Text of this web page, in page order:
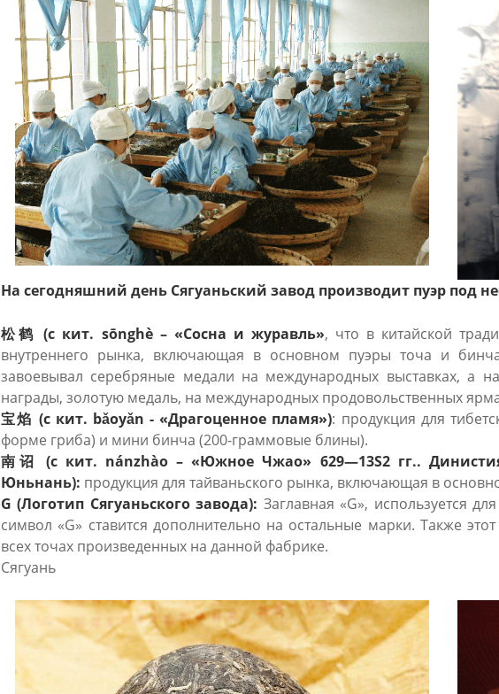
На сегодняшний день Сягуаньский завод производит пуэр под
松鹤 (с кит. sōnghè – «Сосна и журавль», что в китайской
внутреннего рынка, включающая в основном пуэры точа и
завоевывал серебряные медали на международных выставках, а
награды, золотую медаль, на международных продовольственных
宝焰 (с кит. bǎoуǎn - «Драгоценное пламя»): продукция для
форме гриба) и мини бинча (200-граммовые блины).
南诏 (с кит. nánzhào – «Южное Чжао» 629—13S2 гг..
Юньнань): продукция для тайваньского рынка, включающая в
G (Логотип Сягуаньского завода): Заглавная «G», используется
символ «G» ставится дополнительно на остальные марки. Также
всех точах произведенных на данной фабрике.
Сягуань